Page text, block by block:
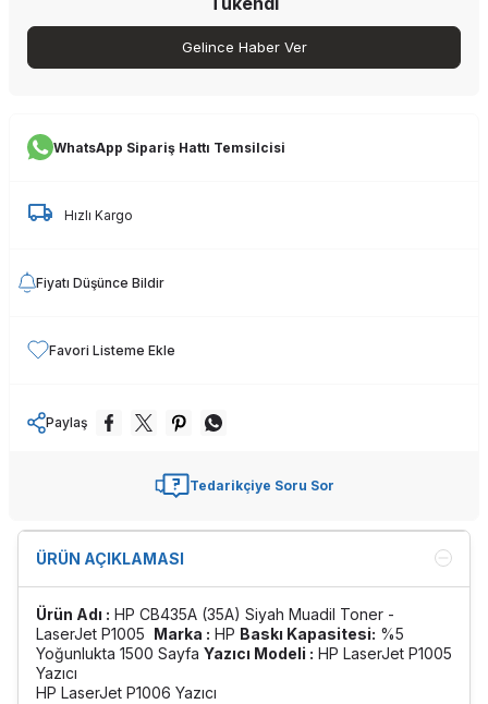
Gelince Haber Ver
WhatsApp Sipariş Hattı Temsilcisi
Hızlı Kargo
Fiyatı Düşünce Bildir
Favori Listeme Ekle
Paylaş
Tedarikçiye Soru Sor
ÜRÜN AÇIKLAMASI
Ürün Adı : HP CB435A (35A) Siyah Muadil Toner -
LaserJet P1005 Marka : HP Baskı Kapasitesi: %5
Yoğunlukta 1500 Sayfa Yazıcı Modeli : HP LaserJet P1005
Yazıcı
HP LaserJet P1006 Yazıcı